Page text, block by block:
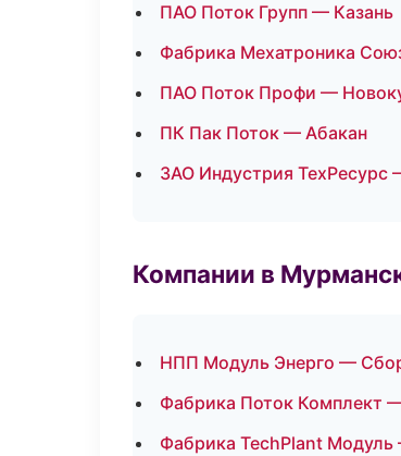
ПАО Поток Групп — Казань
Фабрика Мехатроника
ПАО Поток Профи —
ПК Пак Поток — Абакан
ЗАО Индустрия ТехРесурс
Компании в
НПП Модуль Энерго —
Фабрика Поток Комплект
Фабрика TechPlant Модуль